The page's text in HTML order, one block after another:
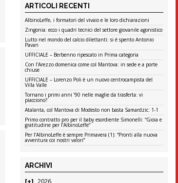
ARTICOLI RECENTI
AlbinoLeffe, i formatori del vivaio e le loro dichiarazioni
Zingonia: ecco i quadri tecnici del settore giovanile agonistico
Lutto nel mondo del calcio dilettanti: si è spento Antonio
Pavan
UFFICIALE – Berbenno ripescato in Prima categoria
Con l’Arezzo domenica come col Mantova: in sede e a porte
chiuse
UFFICIALE – Lorenzo Poli è un nuovo centrocampista del
Villa Valle
Tornano i primi anni ’90 nelle maglie da trasferta: vi
piacciono?
Atalanta, col Mantova di Modesto non basta Samardzic: 1-1
Primo contratto pro per il baby esordiente Simonelli: “Gioia e
gratitudine per l’AlbinoLeffe”
Per l’AlbinoLeffe è sempre Primavera (1): “Pronti alla nuova
avventura coi nostri valori”
ARCHIVI